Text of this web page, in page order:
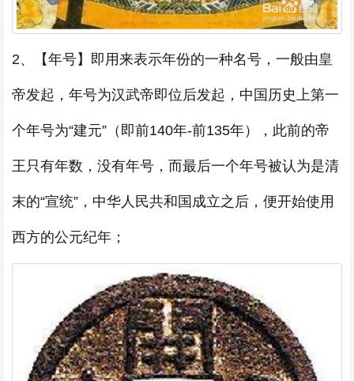
2、【年号】即用来表示年份的一种名号，一般由皇
帝发起，年号为汉武帝即位后发起，中国历史上第一
个年号为“建元”（即前140年-前135年），此前的帝
王只有年数，没有年号，而最后一个年号被认为是清
末的“宣统”，中华人民共和国成立之后，便开始使用
西方的公元纪年；